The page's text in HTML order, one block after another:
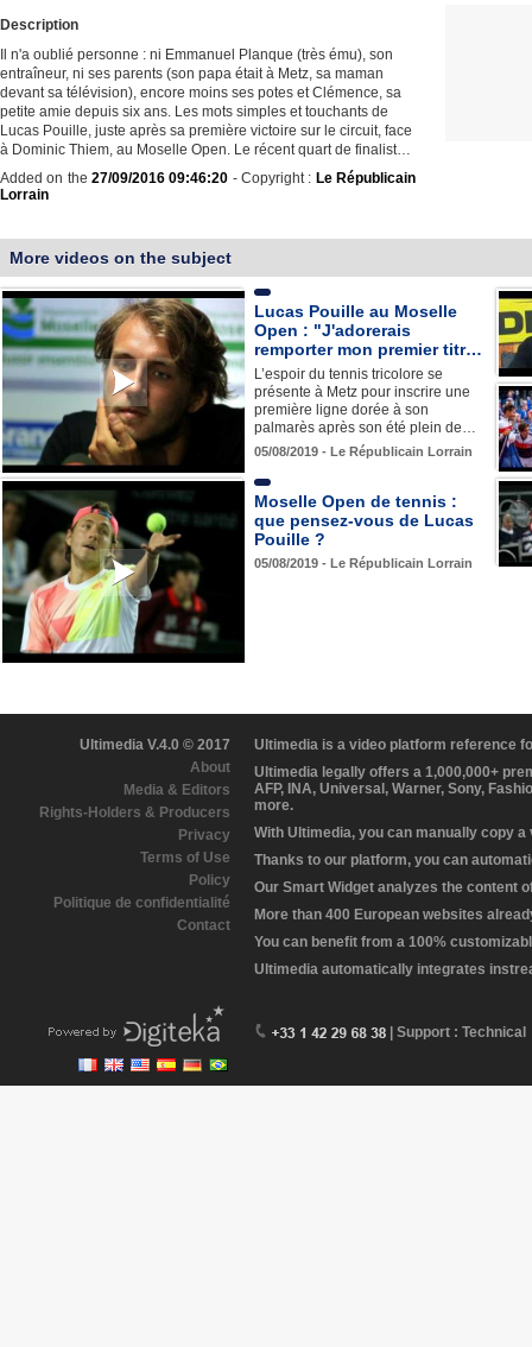
Description
Il n'a oublié personne : ni Emmanuel Planque (très ému), son
entraîneur, ni ses parents (son papa était à Metz, sa maman
devant sa télévision), encore moins ses potes et Clémence, sa
petite amie depuis six ans. Les mots simples et touchants de
Lucas Pouille, juste après sa première victoire sur le circuit, face
à Dominic Thiem, au Moselle Open. Le récent quart de finalist…
Added on the 27/09/2016 09:46:20 - Copyright : Le Républicain
Lorrain
More videos on the subject
Lucas Pouille au Moselle
Open : "J'adorerais
remporter mon premier titr…
L’espoir du tennis tricolore se
présente à Metz pour inscrire une
première ligne dorée à son
palmarès après son été plein de…
05/08/2019 - Le Républicain Lorrain
Moselle Open de tennis :
que pensez-vous de Lucas
Pouille ?
05/08/2019 - Le Républicain Lorrain
Ultimedia V.4.0 © 2017
About
Media & Editors
Rights-Holders & Producers
Privacy
Terms of Use
Policy
Politique de confidentialité
Contact
Ultimedia is a video platform reference
Ultimedia legally offers a 1,000,000+
AFP, INA, Universal, Warner, Sony,
more.
With Ultimedia, you can manually copy
Thanks to our platform, you can
Our Smart Widget analyzes the content
More than 400 European websites
You can benefit from a 100%
Ultimedia automatically integrates
| Support : Technical